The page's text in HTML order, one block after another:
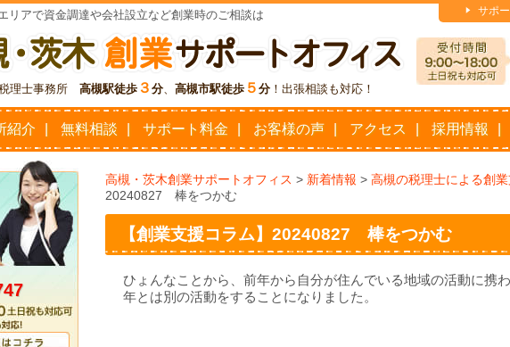
リアで資金調達や会社設立など創業時のご相談は
理士事務所 高槻駅徒歩 ３ 分、 高槻市駅徒歩 ５ 分！出張相談も対応！
サポ
紹介 無料相談 サポート料金 お客様の声 アクセス 採用情報
高槻・茨木創業サポートオフィス > 新着情報 > 高槻の税理士による創
20240827 棒をつかむ
【創業支援コラム】20240827 棒をつかむ
ひょんなことから、前年から自分が住んでいる地域の活動に携
年とは別の活動をすることになりました。